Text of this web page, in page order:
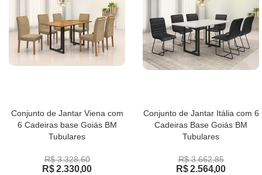
Conjunto de Jantar Viena com
6 Cadeiras base Goiás BM
Tubulares
R$ 3.328,60
R$ 2.330,00
Conjunto de Jantar Itália com 6
Cadeiras Base Goiás BM
Tubulares
R$ 3.662,85
R$ 2.564,00